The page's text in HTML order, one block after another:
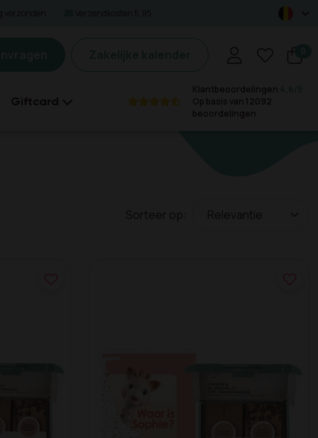
Giftcard
Klantbeoordelingen
Op basis van 12092
beoordelingen
Sorteer op: